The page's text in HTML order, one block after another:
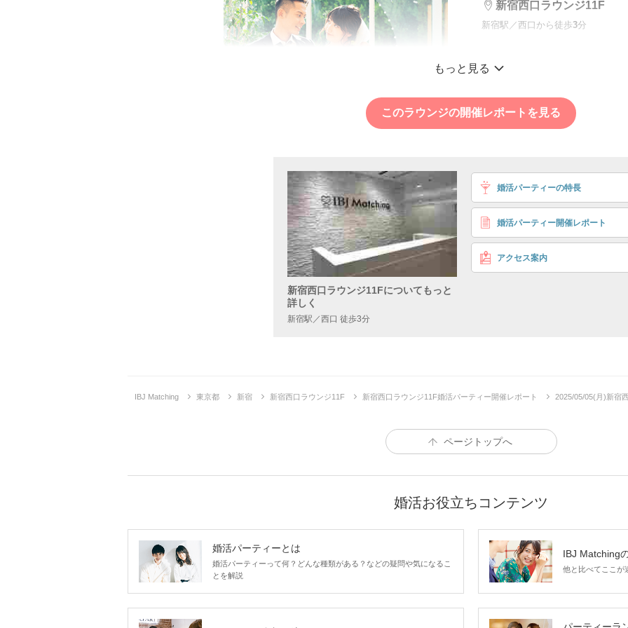
新宿西口ラウンジ11F
新宿駅／西口から徒歩3分
同世代♡《高収入の男
個室8対8 初参加数1位のIBJ店舗
〈性格〉 話を聞くこ
サポートする
結婚を考えられる素敵なお相手
もっと見る
このラウンジの開催レポートを見る
新宿西口ラウンジ11Fについてもっと
詳しく
新宿駅／西口 徒歩3分
婚活パーティーの特長
婚活パーティー開催レポート
アクセス案内
IBJ Matching 東京都 新宿 新宿西口ラウンジ11F 新宿西口ラウンジ11F婚活パーティー開催レポート 2025/05/05(月)新宿
ページトップへ
婚活お役立ちコンテンツ
婚活パーティーとは
婚活パーティーって何？どんな種類がある？などの疑問や気になるこ
とを解説
IBJ Matching
他と比べてここが